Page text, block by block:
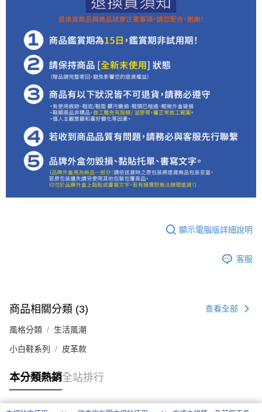
顯示電腦版詳細說明
客服
商品相關分類 (3) 查看全部
風格分類 生活風潮
小白鞋系列 皮革款
本分類熱銷全站排行